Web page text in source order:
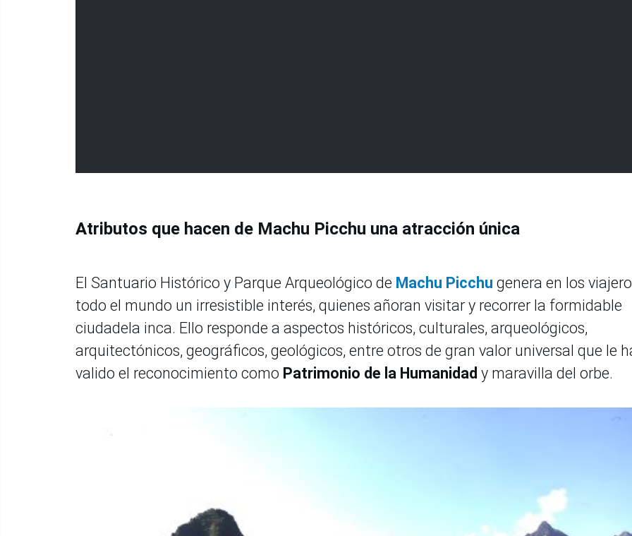
Atributos que hacen de Machu Picchu una atracción única
El Santuario Histórico y Parque Arqueológico de Machu Picchu genera en los
todo el mundo un irresistible interés, quienes añoran visitar y recorrer la formidable
ciudadela inca. Ello responde a aspectos históricos, culturales, arqueológicos,
arquitectónicos, geográficos, geológicos, entre otros de gran valor universal que le
valido el reconocimiento como Patrimonio de la Humanidad y maravilla del orbe.